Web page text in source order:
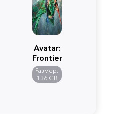
Avatar:
Frontiers
of
Pandora
Размер:
136 GB